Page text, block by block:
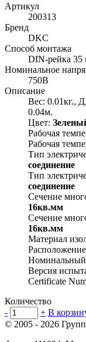
Артикул
200313
Бренд
DKC
Способ монтажа
DIN-рейка 35
Номинальное
750В
Описание
Вес: 0.01кг.,
0.04м.
Цвет:
Рабочая
Рабочая
Тип
соединение
Тип
соединение
Сечение
16кв.мм
Сечение
16кв.мм
Материал
Номинальный
Версия
Certificate
Количество
-
+ В
© 2005 - 2026